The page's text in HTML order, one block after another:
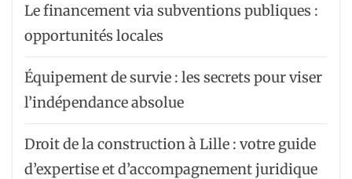
Le financement via subventions publiques :
opportunités locales
Équipement de survie : les secrets pour viser
l’indépendance absolue
Droit de la construction à Lille : votre guide
d’expertise et d’accompagnement juridique